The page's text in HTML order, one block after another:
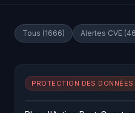
Tous (1666) Alertes CVE
PROTECTION DES DONNÉES